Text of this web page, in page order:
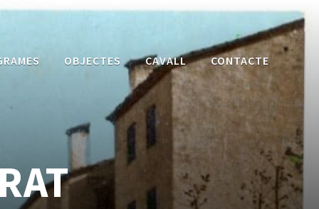
OBJECTES CAVALL CONTACTE